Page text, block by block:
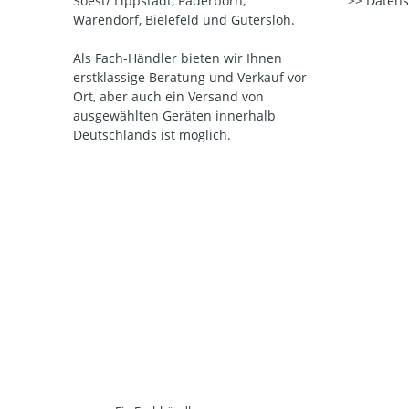
Warendorf, Bielefeld und Gütersloh.
Als Fach-Händler bieten wir Ihnen
erstklassige Beratung und Verkauf vor
Ort, aber auch ein Versand von
ausgewählten Geräten innerhalb
Deutschlands ist möglich.